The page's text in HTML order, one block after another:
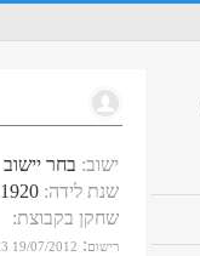
ישוב: בחר יישוב
שנת לידה:
1920
שחקן בקבוצת:
רישום:
19/07/2012 14:28:23